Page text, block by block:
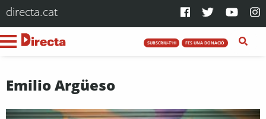
directa.cat
SUBSCRIU-T'HI FES UNA DONACIÓ
Emilio Argüeso